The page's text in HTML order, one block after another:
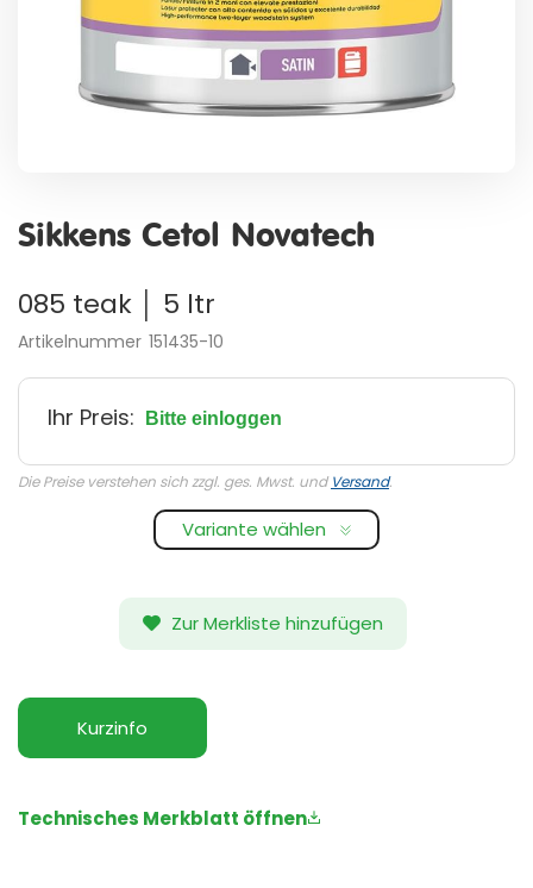
der
Sikkens Cetol Novatech
085 teak │ 5 ltr
Artikelnummer 151435-10
Ihr Preis: Bitte einloggen
Die Preise verstehen sich zzgl. ges. Mwst. und Versand.
Variante wählen
Zur Merkliste hinzufügen
Kurzinfo
Technisches Merkblatt öffnen